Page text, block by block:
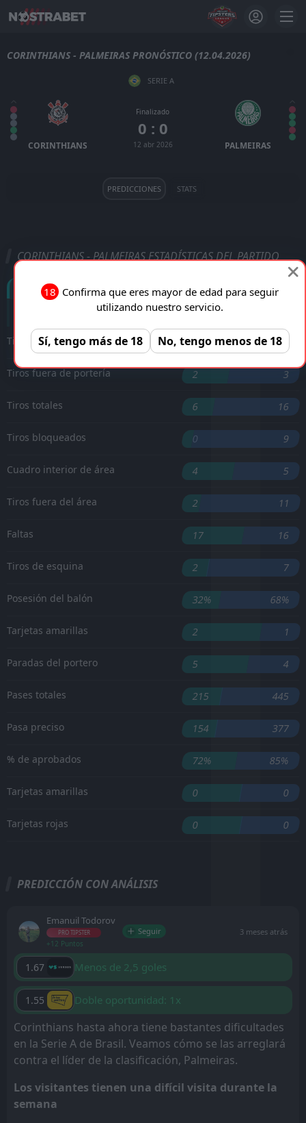
CORINTHIANS - PALMEIRAS PRONÓSTICO (12.04.2026)
SERIE A
CORINTHIANS
Finalizado
0 : 0
12 abr 2026 PALMEIRAS
PREDICCIONES STATS
CORINTHIANS - PALMEIRAS ESTADÍSTICAS DEL PARTIDO
Goles
Tiros a puerta 4
Tiros fuera de portería 2 3
Tiros totales 6 16
Tiros bloqueados 0 9
Cuadro interior de área 4 5
Tiros fuera del área 2 11
Faltas 17 16
Tiros de esquina 2 7
Posesión del balón 32% 68%
Tarjetas amarillas 2 1
Paradas del portero 5 4
Pases totales 215 445
Pasa preciso 154 377
% de aprobados 72% 85%
Tarjetas amarillas 0 0
Tarjetas rojas 0 0
PREDICCIÓN CON ANÁLISIS
Emanuil Todorov
PRO TIPSTER
+12 Puntos
Seguir 3 meses atrás
1.67 Menos de 2,5 goles
1.55 Doble oportunidad: 1x
Corinthians hasta ahora tiene bastantes dificultades
en la Serie A de Brasil. Veamos cómo se las arreglará
contra el líder de la clasificación, Palmeiras.
Los visitantes tienen una difícil visita durante la
semana
18 Confirma que eres mayor de edad para seguir
utilizando nuestro servicio.
Sí, tengo más de 18 No, tengo menos de 18